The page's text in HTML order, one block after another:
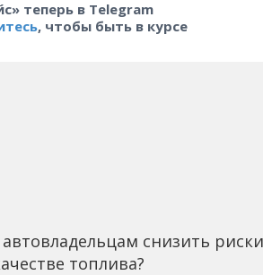
теперь в Telegram
, чтобы быть в курсе
снизить риски
топлива?